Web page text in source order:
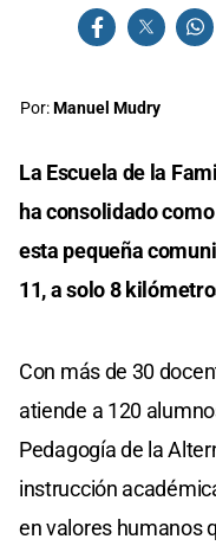
Por:Manuel Mudry
La Escuela de la
ha consolidado
esta pequeña
11, a solo 8
Con más de 30
atiende a 120
Pedagogía de la
instrucción
en valores humanos